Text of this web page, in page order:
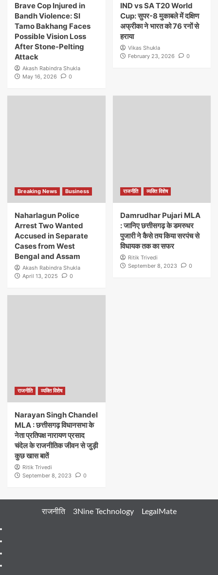
Brave Cop Injured in
Bandh Violence: SI
Tamo Bakhang Faces
Possible Vision Loss
After Stone-Pelting
Attack
Akash Rabindra Shukla
May 16, 2026
0
IND vs SA T20 World
Cup: सुपर-8 मुकाबले में दक्षिण
अफ्रीका ने भारत को 76 रनों से
हराया
Vikas Shukla
February 23, 2026
0
Breaking News Business
Naharlagun Police
Arrest Two Wanted
Accused in Separate
Cases from West
Bengal and Assam
Akash Rabindra Shukla
April 13, 2025
0
राजनीति व्यक्ति विशेष
Damrudhar Pujari MLA
: जानिए छत्तीसगढ़ के डमरुधर
पुजारी ने कैसे तय किया सरपंच से
विधायक तक का सफर
Ritik Trivedi
September 8, 2023
0
राजनीति व्यक्ति विशेष
Narayan Singh Chandel
MLA : छत्तीसगढ़ विधानसभा के
नेता प्रतिपक्ष नारायण प्रसाद
चंदेल के राजनीतिक जीवन से जुड़ी
कुछ खास बातें
Ritik Trivedi
September 8, 2023
0
राजनीति 3Nine Technology LegalMate